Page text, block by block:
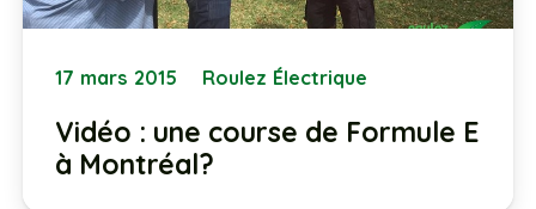
17 mars 2015 Roulez Électrique
Vidéo : une course de Formule E
à Montréal?